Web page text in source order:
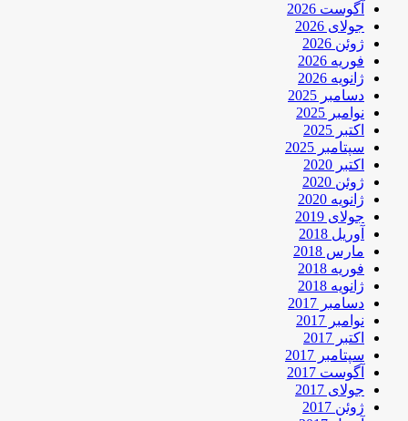
آگوست 2026
جولای 2026
ژوئن 2026
فوریه 2026
ژانویه 2026
دسامبر 2025
نوامبر 2025
اکتبر 2025
سپتامبر 2025
اکتبر 2020
ژوئن 2020
ژانویه 2020
جولای 2019
آوریل 2018
مارس 2018
فوریه 2018
ژانویه 2018
دسامبر 2017
نوامبر 2017
اکتبر 2017
سپتامبر 2017
آگوست 2017
جولای 2017
ژوئن 2017